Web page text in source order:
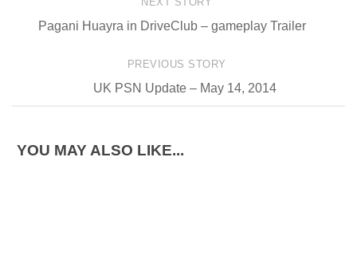
Pagani Huayra in DriveClub – gameplay Trailer
PREVIOUS STORY
UK PSN Update – May 14, 2014
YOU MAY ALSO LIKE...